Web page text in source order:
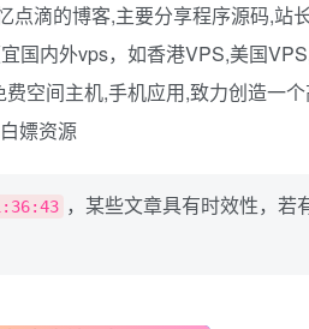
滴的博客,主要分享程序源码,站
国内外vps，如香港VPS,美国
空间主机,手机应用,致力创造一
嫖资源
，某些文章具有时效性，若
用户名或邮箱
登录